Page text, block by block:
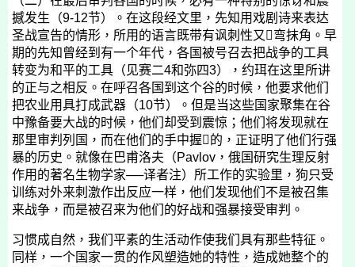
撼发生（9-12节）。在这段经文里，先知用戏剧诗来表达
圣战宣告的情形，所用的语言既带有讽刺性又 弯抹角。早
期的先知曾经到有一个年代，各国被号召去把战争的工具
转变为和平的工具（见赛二4和弥四3），约珥在这里所讲
的正与之相反。在呼召各国到这个谷的时候，他要求他们
把农业用具打成武器（10节）。但是当这些国家聚集在谷
中豫备要大战的时候，他们却受到震惊；他们将发现就在
那里审判列国，而在他们的手中握的，正证明了他们行强
暴的历史。就像在巴甫洛夫（Pavlov ，俄国研究生理反射
作用的著名生物学家──译者注）所工作的实验里，狗只受
训练对外来刺激作出反应一样，他们发现他们不是被召集
来战争，而是被召来为他们的好战和强暴接受审判。
习惯成自然，我们平素的生活动作使我们具有那些特征。
同样，一个国家一贯的作风塑造她的特性，造成她整个的